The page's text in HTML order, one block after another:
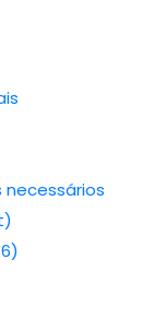
necessários